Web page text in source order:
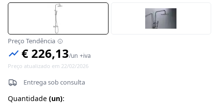
Preço Tendência
€ 226,13/un +iva
Preço atualizado em 22/02/2026
Entrega sob consulta
Quantidade (un):